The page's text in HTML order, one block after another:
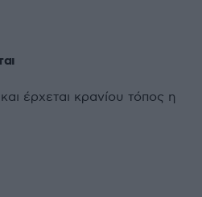
έρχεται κρανίου τόπος η